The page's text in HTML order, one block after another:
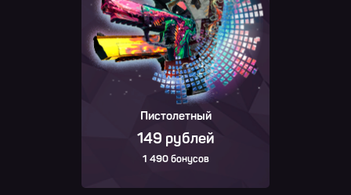
Пистолетный
149 рублей
1 490 бонусов